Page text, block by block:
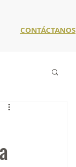
CONTÁCTANOS